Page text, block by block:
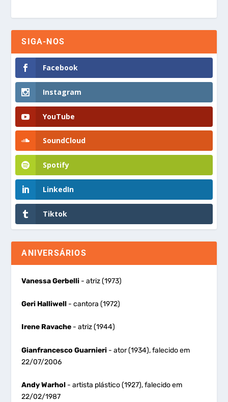
SIGA-NOS
Facebook
Instagram
YouTube
SoundCloud
Spotify
LinkedIn
Tiktok
ANIVERSÁRIOS
Vanessa Gerbelli - atriz (1973)
Geri Halliwell - cantora (1972)
Irene Ravache - atriz (1944)
Gianfrancesco Guarnieri - ator (1934), falecido em
22/07/2006
Andy Warhol - artista plástico (1927), falecido em
22/02/1987